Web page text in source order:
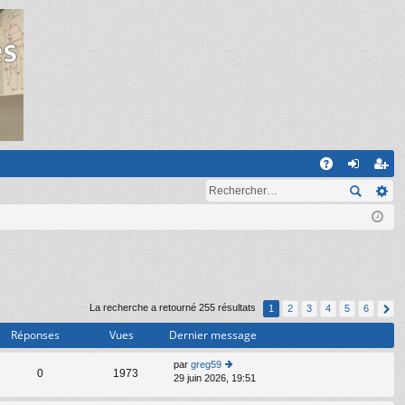
on ns
cri
La recherche a retourné 255 résultats 1 2 3 4 5 6
Réponses Vues Dernier message
0 1973
par greg59
o
29 juin 2026, 19:51